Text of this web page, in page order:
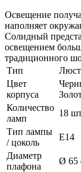
Освещение
наполняет
Солидный
освещением
традиционного
Тип
Цвет
корпуса
Количество
ламп
18
Тип лампы
/ цоколь
E14
Диаметр
плафона
Ø 65